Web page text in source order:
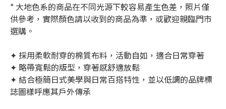
* 大地色系的商品在不同光源下較容易產生色差，照片僅
供參考，實際顏色請以收到的商品為準，或歡迎親臨門市
選購。
✦ 採用柔軟耐穿的棉質布料，活動自如，適合日常穿著
✦ 略帶寬鬆的版型，穿著感舒適放鬆
✦ 結合極簡日式美學與日常百搭特性，並以低調的品牌標
誌圖樣呼應其戶外傳承